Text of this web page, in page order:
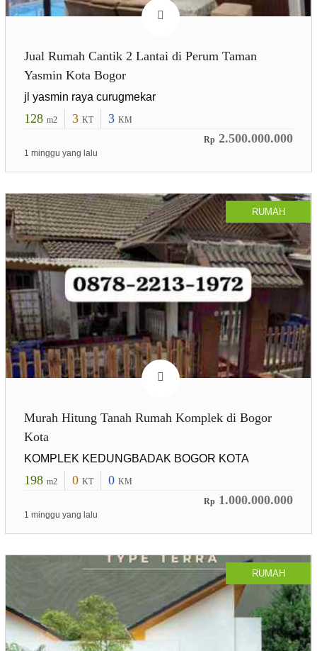
Jual Rumah Cantik 2 Lantai di Perum Taman
Yasmin Kota Bogor
jl yasmin raya curugmekar
128 m2 3 KT 3 KM
Rp 2.500.000.000
1 minggu yang lalu
RUMAH
Murah Hitung Tanah Rumah Komplek di Bogor
Kota
KOMPLEK KEDUNGBADAK BOGOR KOTA
198 m2 0 KT 0 KM
Rp 1.000.000.000
1 minggu yang lalu
RUMAH